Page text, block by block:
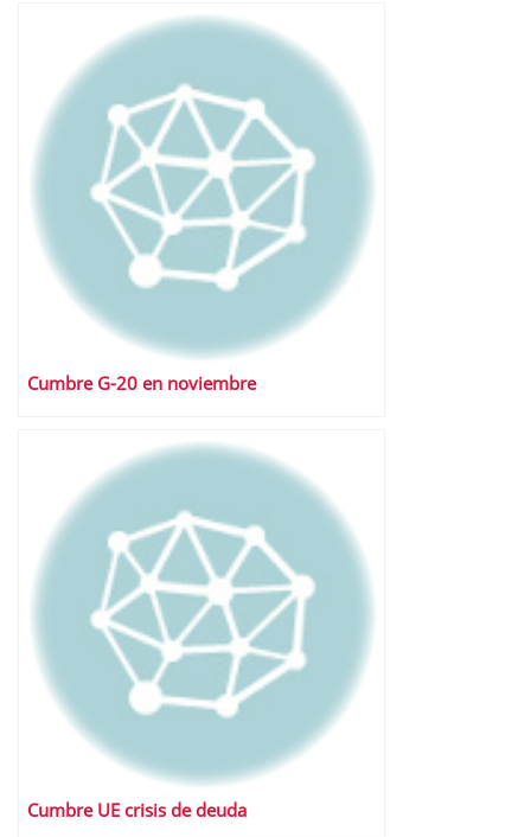
Cumbre G-20 en noviembre
Cumbre UE crisis de deuda